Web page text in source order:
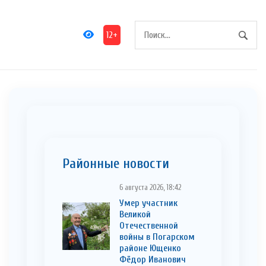
12+
Районные новости
6 августа 2026, 18:42
Умер участник
Великой
Отечественной
войны в Погарском
районе Ющенко
Фёдор Иванович